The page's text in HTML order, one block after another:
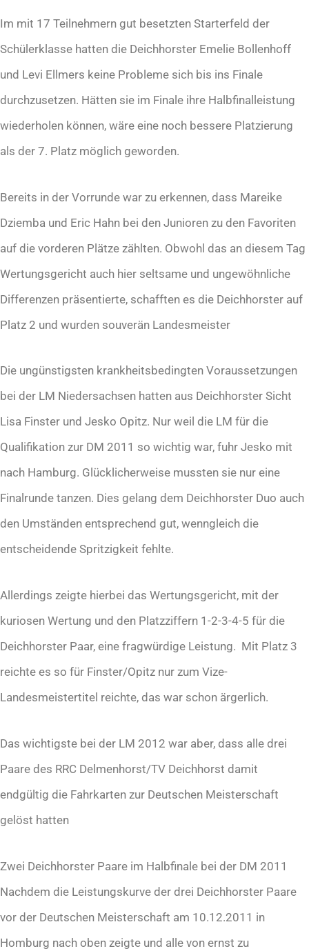
Im mit 17 Teilnehmern gut besetzten Starterfeld der
Schülerklasse hatten die Deichhorster Emelie Bollenhoff
und Levi Ellmers keine Probleme sich bis ins Finale
durchzusetzen. Hätten sie im Finale ihre Halbfinalleistung
wiederholen können, wäre eine noch bessere Platzierung
als der 7. Platz möglich geworden.
Bereits in der Vorrunde war zu erkennen, dass Mareike
Dziemba und Eric Hahn bei den Junioren zu den Favoriten
auf die vorderen Plätze zählten. Obwohl das an diesem Tag
Wertungsgericht auch hier seltsame und ungewöhnliche
Differenzen präsentierte, schafften es die Deichhorster auf
Platz 2 und wurden souverän Landesmeister
Die ungünstigsten krankheitsbedingten Voraussetzungen
bei der LM Niedersachsen hatten aus Deichhorster Sicht
Lisa Finster und Jesko Opitz. Nur weil die LM für die
Qualifikation zur DM 2011 so wichtig war, fuhr Jesko mit
nach Hamburg. Glücklicherweise mussten sie nur eine
Finalrunde tanzen. Dies gelang dem Deichhorster Duo auch
den Umständen entsprechend gut, wenngleich die
entscheidende Spritzigkeit fehlte.
Allerdings zeigte hierbei das Wertungsgericht, mit der
kuriosen Wertung und den Platzziffern 1-2-3-4-5 für die
Deichhorster Paar, eine fragwürdige Leistung. Mit Platz 3
reichte es so für Finster/Opitz nur zum Vize-
Landesmeistertitel reichte, das war schon ärgerlich.
Das wichtigste bei der LM 2012 war aber, dass alle drei
Paare des RRC Delmenhorst/TV Deichhorst damit
endgültig die Fahrkarten zur Deutschen Meisterschaft
gelöst hatten
Zwei Deichhorster Paare im Halbfinale bei der DM 2011
Nachdem die Leistungskurve der drei Deichhorster Paare
vor der Deutschen Meisterschaft am 10.12.2011 in
Homburg nach oben zeigte und alle von ernst zu